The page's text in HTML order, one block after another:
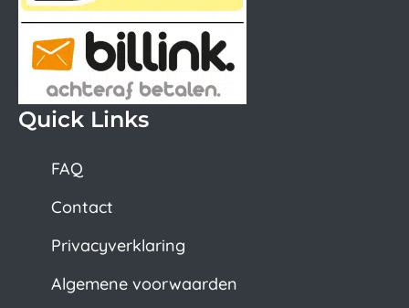
Quick Links
FAQ
Contact
Privacyverklaring
Algemene voorwaarden